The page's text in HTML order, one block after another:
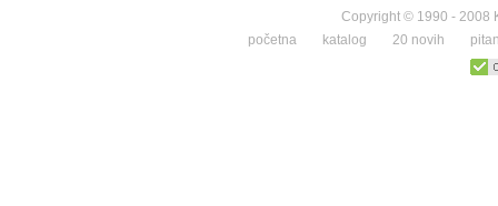
Copyright © 1990 - 2008
početna
katalog 20 novih